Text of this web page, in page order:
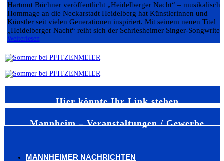
Hartmut Büchner veröffentlicht „Heidelberger Nacht“ – musikalische
Hommage an die Neckarstadt Heidelberg hat Künstlerinnen und
Künstler seit vielen Generationen inspiriert. Mit seinem neuen Titel
„Heidelberger Nacht“ reiht sich der Schriesheimer Singer-
Weiterlesen
Hier könnte Ihr Link stehen
Mannheim – Veranstaltungen / Gewerbe
MANNHEIMER NACHRICHTEN